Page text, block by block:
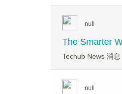
null
The Smarter
Techub News 消
null